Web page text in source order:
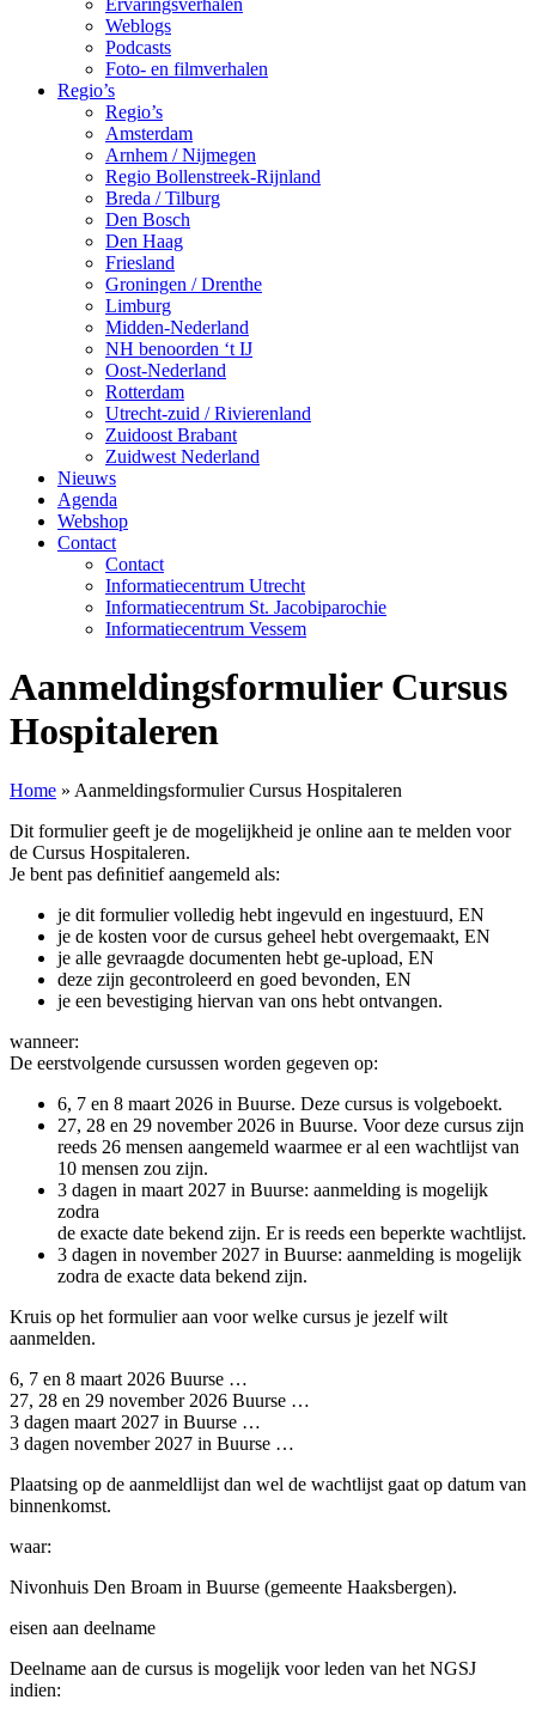
Ervaringsverhalen
Weblogs
Podcasts
Foto- en filmverhalen
Regio’s
Regio’s
Amsterdam
Arnhem / Nijmegen
Regio Bollenstreek-Rijnland
Breda / Tilburg
Den Bosch
Den Haag
Friesland
Groningen / Drenthe
Limburg
Midden-Nederland
NH benoorden ‘t IJ
Oost-Nederland
Rotterdam
Utrecht-zuid / Rivierenland
Zuidoost Brabant
Zuidwest Nederland
Nieuws
Agenda
Webshop
Contact
Contact
Informatiecentrum Utrecht
Informatiecentrum St. Jacobiparochie
Informatiecentrum Vessem
Aanmeldingsformulier Cursus
Hospitaleren
Home » Aanmeldingsformulier Cursus Hospitaleren
Dit formulier geeft je de mogelijkheid je online aan te melden voor
de Cursus Hospitaleren.
Je bent pas deﬁnitief aangemeld als:
je dit formulier volledig hebt ingevuld en ingestuurd, EN
je de kosten voor de cursus geheel hebt overgemaakt, EN
je alle gevraagde documenten hebt ge-upload, EN
deze zijn gecontroleerd en goed bevonden, EN
je een bevestiging hiervan van ons hebt ontvangen.
wanneer:
De eerstvolgende cursussen worden gegeven op:
6, 7 en 8 maart 2026 in Buurse. Deze cursus is volgeboekt.
27, 28 en 29 november 2026 in Buurse. Voor deze cursus zijn
reeds 26 mensen aangemeld waarmee er al een wachtlijst van
10 mensen zou zijn.
3 dagen in maart 2027 in Buurse: aanmelding is mogelijk
zodra
de exacte date bekend zijn. Er is reeds een beperkte wachtlijst.
3 dagen in november 2027 in Buurse: aanmelding is mogelijk
zodra de exacte data bekend zijn.
Kruis op het formulier aan voor welke cursus je jezelf wilt
aanmelden.
6, 7 en 8 maart 2026 Buurse …
27, 28 en 29 november 2026 Buurse …
3 dagen maart 2027 in Buurse …
3 dagen november 2027 in Buurse …
Plaatsing op de aanmeldlijst dan wel de wachtlijst gaat op datum van
binnenkomst.
waar:
Nivonhuis Den Broam in Buurse (gemeente Haaksbergen).
eisen aan deelname
Deelname aan de cursus is mogelijk voor leden van het NGSJ
indien: